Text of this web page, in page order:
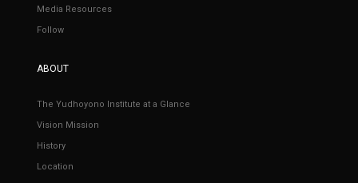
Media Resources
Follow
ABOUT
The Yudhoyono Institute at a Glance
Vision Mission
History
Location